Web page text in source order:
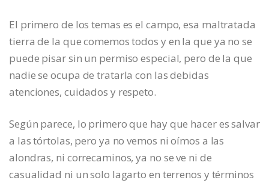
El primero de los temas es el campo, esa maltratada
tierra de la que comemos todos y en la que ya no se
puede pisar sin un permiso especial, pero de la que
nadie se ocupa de tratarla con las debidas
atenciones, cuidados y respeto.
Según parece, lo primero que hay que hacer es salvar
a las tórtolas, pero ya no vemos ni oímos a las
alondras, ni correcaminos, ya no se ve ni de
casualidad ni un solo lagarto en terrenos y términos